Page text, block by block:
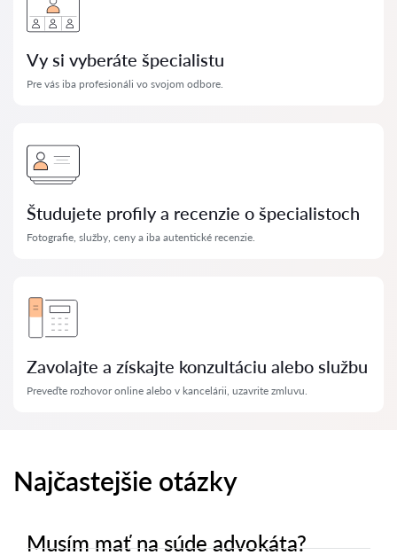
Vy si vyberáte špecialistu
Pre vás iba profesionáli vo svojom odbore.
Študujete profily a recenzie o špecialistoch
Fotografie, služby, ceny a iba autentické recenzie.
Zavolajte a získajte konzultáciu alebo službu
Preveďte rozhovor online alebo v kancelárii, uzavrite zmluvu.
Najčastejšie otázky
Musím mať na súde advokáta?